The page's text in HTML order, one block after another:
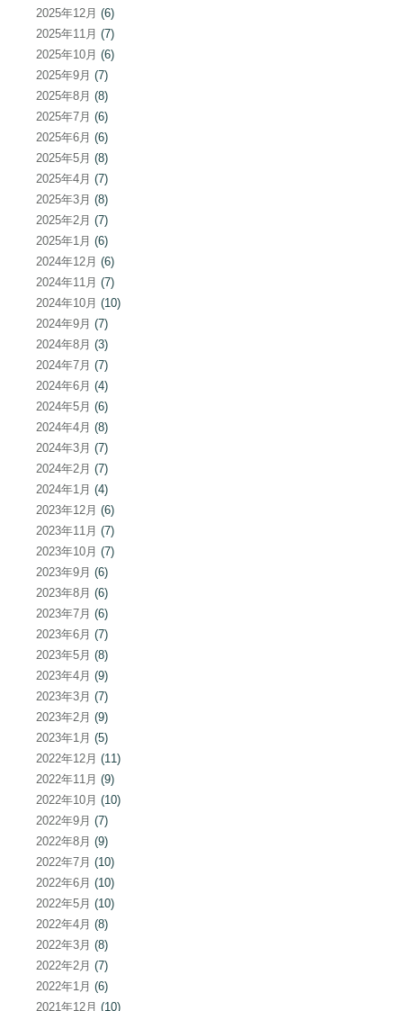
2025年12月 (6)
2025年11月 (7)
2025年10月 (6)
2025年9月 (7)
2025年8月 (8)
2025年7月 (6)
2025年6月 (6)
2025年5月 (8)
2025年4月 (7)
2025年3月 (8)
2025年2月 (7)
2025年1月 (6)
2024年12月 (6)
2024年11月 (7)
2024年10月 (10)
2024年9月 (7)
2024年8月 (3)
2024年7月 (7)
2024年6月 (4)
2024年5月 (6)
2024年4月 (8)
2024年3月 (7)
2024年2月 (7)
2024年1月 (4)
2023年12月 (6)
2023年11月 (7)
2023年10月 (7)
2023年9月 (6)
2023年8月 (6)
2023年7月 (6)
2023年6月 (7)
2023年5月 (8)
2023年4月 (9)
2023年3月 (7)
2023年2月 (9)
2023年1月 (5)
2022年12月 (11)
2022年11月 (9)
2022年10月 (10)
2022年9月 (7)
2022年8月 (9)
2022年7月 (10)
2022年6月 (10)
2022年5月 (10)
2022年4月 (8)
2022年3月 (8)
2022年2月 (7)
2022年1月 (6)
2021年12月 (10)